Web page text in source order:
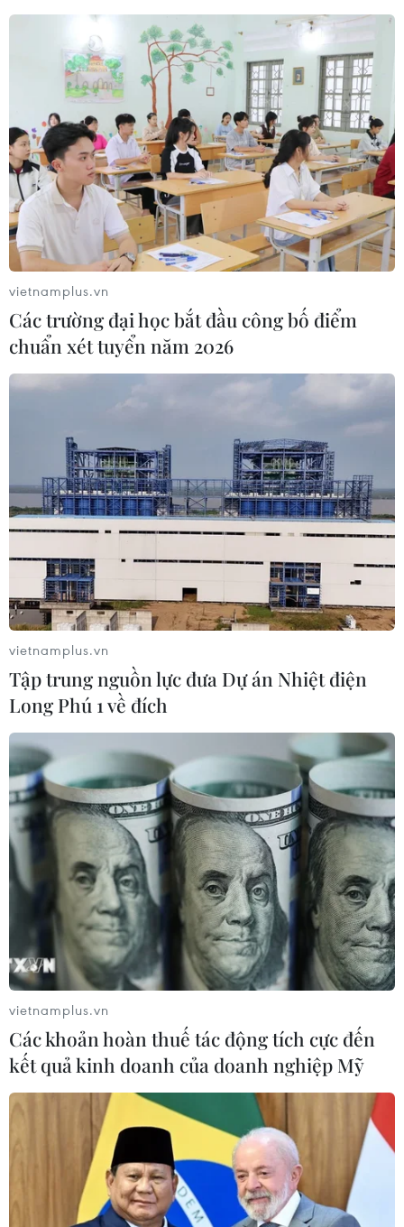
TIN CÙNG CHUYÊN MỤC
Tham vọng mở rộng “cây cầu”
thương mại châu Á - Mỹ Latinh
vietnamplus.vn
Các trường đại học bắt đầu công bố điểm
chuẩn xét tuyển năm 2026
vietnamplus.vn
Tập trung nguồn lực đưa Dự án Nhiệt điện
Long Phú 1 về đích
vietnamplus.vn
Các khoản hoàn thuế tác động tích cực đến
kết quả kinh doanh của doanh nghiệp Mỹ